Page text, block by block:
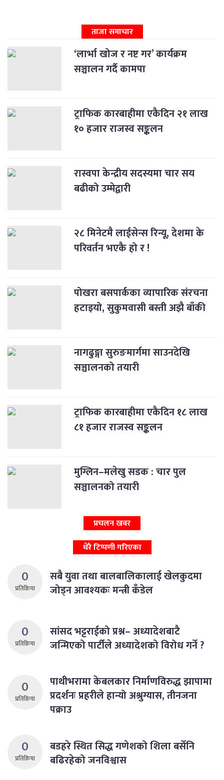
ताजा समाचार
‘लार्भा खोज र नष्ट गर’ कार्यक्रम
सञ्चालन गर्दै कामपा
ट्राफिक कारबाहीमा एकैदिन २१ लाख
१० हजार राजस्व सङ्कलन
रास्वपा केन्द्रीय सदस्यमा चार सय
बढीको उम्मेद्वारी
२८ मिनेटमै लाईसेन्स रिन्यू, देशमा के
परिवर्तन भएकै हो र !
पोखरा बसपार्कका व्यापारिक संरचना
हटाइयो, सुकुमवासी बस्ती अझै बाँकी
नागढुङ्गा सुरुङमार्गमा साउनदेखि
सञ्चालनको तयारी
ट्राफिक कारबाहीमा एकैदिन १८ लाख
८१ हजार राजस्व सङ्कलन
मुग्लिन–मलेखु सडक : चार पुल
सञ्चालनको तयारी
प्रचलन खबर
धेरै टिप्पणी गरिएका
0
प्रतिक्रिया
सबै युवा तथा बालबालिकालाई खेलकुदमा
जोड्न आवश्यकः मन्त्री कँडेल
0
प्रतिक्रिया
सांसद भट्टराईको प्रश्न– अध्यादेशबाटै
जन्मिएको पार्टीले अध्यादेशको विरोध गर्ने ?
0
प्रतिक्रिया
पाथीभरामा केबलकार निर्माणविरुद्ध झापामा
प्रदर्शनः प्रहरीले हान्यो अश्रुग्यास, तीनजना
पक्राउ
0
प्रतिक्रिया
बडहरे स्थित सिद्ध गणेशको शिला बर्सेनि
बढिरहेको जनविश्वास